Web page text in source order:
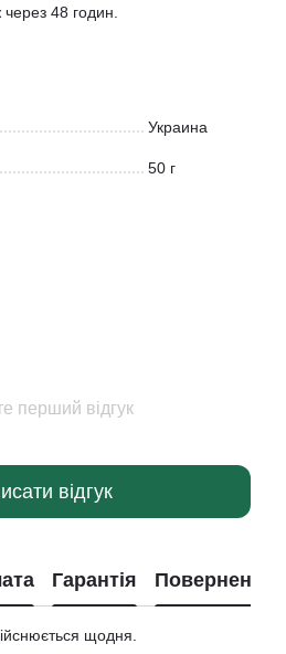
через 48 годин.
Украина
50 г
перший відгук
відгук
Гарантія Повернення
щодня.